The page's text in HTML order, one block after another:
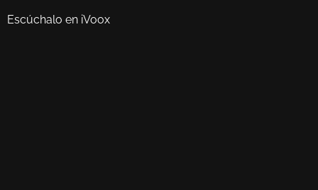
Escúchalo en iVoox